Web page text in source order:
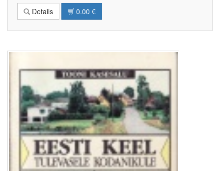
Details 0.00 €